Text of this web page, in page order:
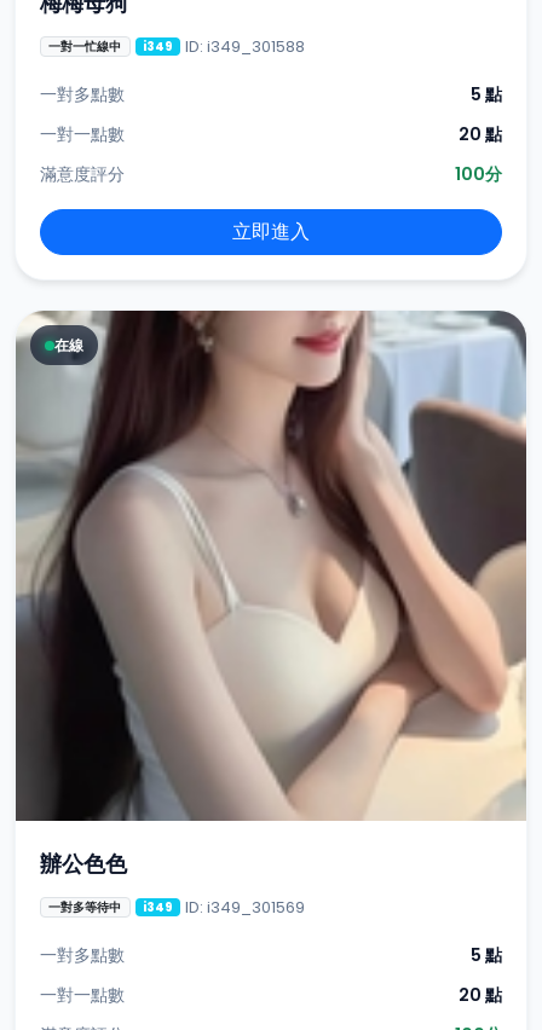
一對一忙線中 i349 ID: i349_301588
一對多點數
5 點
一對一點數
20 點
滿意度評分
100分
立即進入
在線
辦公色色
一對多等待中 i349 ID: i349_301569
一對多點數
5 點
一對一點數
20 點